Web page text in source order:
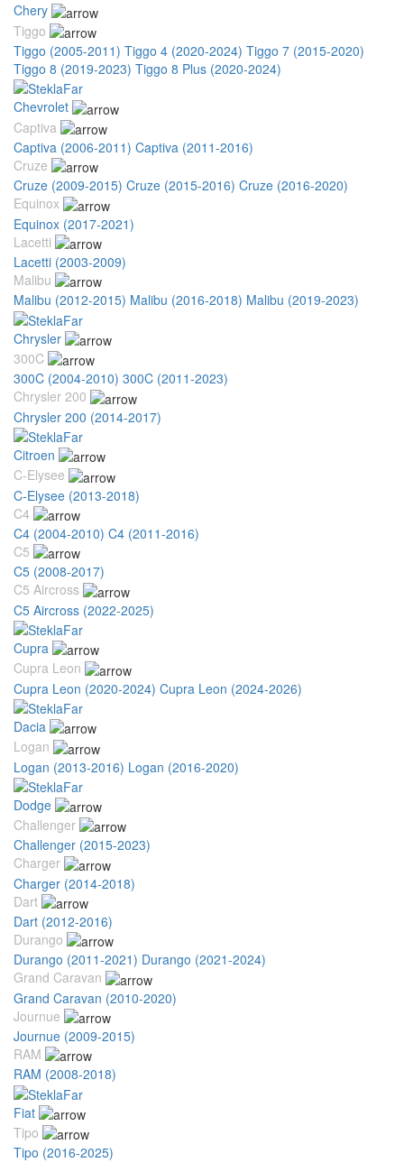
Chery
Tiggo
Tiggo (2005-2011) Tiggo 4 (2020-2024) Tiggo 7 (2015-2020)
Tiggo 8 (2019-2023) Tiggo 8 Plus (2020-2024)
Chevrolet
Captiva
Captiva (2006-2011) Captiva (2011-2016)
Cruze
Cruze (2009-2015) Cruze (2015-2016) Cruze (2016-2020)
Equinox
Equinox (2017-2021)
Lacetti
Lacetti (2003-2009)
Malibu
Malibu (2012-2015) Malibu (2016-2018) Malibu (2019-2023)
Chrysler
300C
300C (2004-2010) 300C (2011-2023)
Chrysler 200
Chrysler 200 (2014-2017)
Citroen
C-Elysee
C-Elysee (2013-2018)
C4
C4 (2004-2010) C4 (2011-2016)
C5
C5 (2008-2017)
C5 Aircross
C5 Aircross (2022-2025)
Cupra
Cupra Leon
Cupra Leon (2020-2024) Cupra Leon (2024-2026)
Dacia
Logan
Logan (2013-2016) Logan (2016-2020)
Dodge
Challenger
Challenger (2015-2023)
Charger
Charger (2014-2018)
Dart
Dart (2012-2016)
Durango
Durango (2011-2021) Durango (2021-2024)
Grand Caravan
Grand Caravan (2010-2020)
Journue
Journue (2009-2015)
RAM
RAM (2008-2018)
Fiat
Tipo
Tipo (2016-2025)